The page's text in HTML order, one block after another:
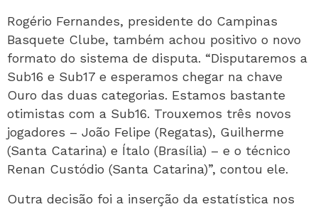
Rogério Fernandes, presidente do Campinas
Basquete Clube, também achou positivo o novo
formato do sistema de disputa. “Disputaremos a
Sub16 e Sub17 e esperamos chegar na chave
Ouro das duas categorias. Estamos bastante
otimistas com a Sub16. Trouxemos três novos
jogadores – João Felipe (Regatas), Guilherme
(Santa Catarina) e Ítalo (Brasília) – e o técnico
Renan Custódio (Santa Catarina)”, contou ele.
Outra decisão foi a inserção da estatística nos